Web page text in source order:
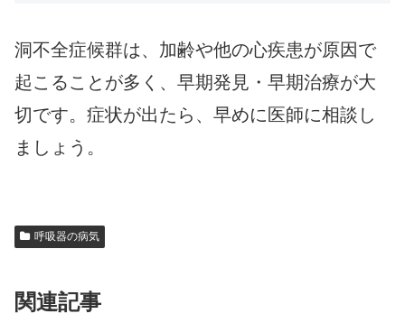
洞不全症候群は、加齢や他の心疾患が原因で
起こることが多く、早期発見・早期治療が大
切です。症状が出たら、早めに医師に相談し
ましょう。
呼吸器の病気
関連記事